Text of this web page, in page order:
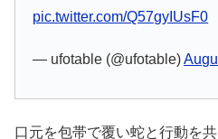
pic.twitter.com/Q57gyIUsF0
— ufotable (@ufotable)
口元を包帯で覆い蛇と行動を